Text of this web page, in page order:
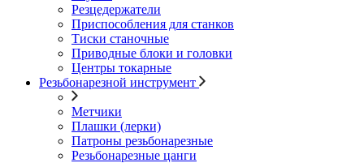
Резцедержатели
Приспособления для станков
Тиски станочные
Приводные блоки и головки
Центры токарные
Резьбонарезной инструмент
Метчики
Плашки (лерки)
Патроны резьбонарезные
Резьбонарезные цанги